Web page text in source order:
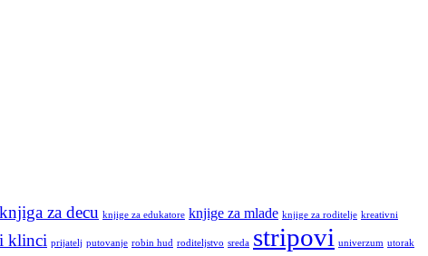
knjiga za decu knjige za edukatore knjige za mlade knjige za roditelje kreativni
klinci prijatelj putovanje robin hud roditeljstvo sreda stripovi univerzum utorak